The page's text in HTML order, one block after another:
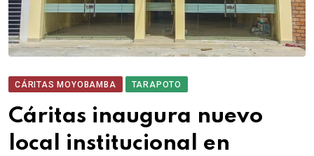
CÁRITAS MOYOBAMBA TARAPOTO
Cáritas inaugura nuevo
local institucional en